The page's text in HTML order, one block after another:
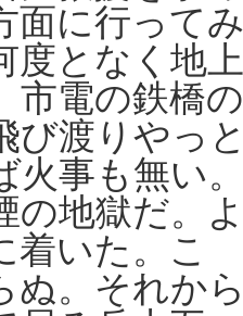
面に行って
度となく地
市電の鉄橋
び渡りやっ
火事も無い
の地獄だ。
着いた。こ
ぬ。それか